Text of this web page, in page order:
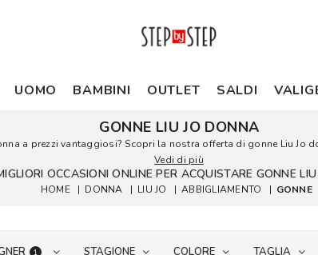
UOMO BAMBINI OUTLET SALDI
GONNE LIU JO DONNA
a prezzi vantaggiosi? Scopri la nostra offerta di gonne Liu Jo
Vedi di più
OCCASIONI ONLINE PER ACQUISTARE GONNE
HOME | DONNA | LIU JO | ABBIGLIAMENTO | GONNE
1 STAGIONE COLORE TAGLIA